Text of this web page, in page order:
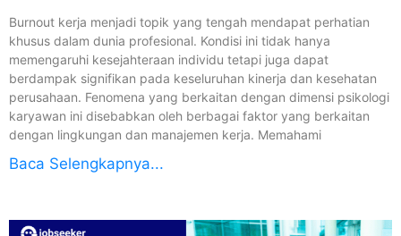
Burnout kerja menjadi topik yang tengah mendapat perhatian
khusus dalam dunia profesional. Kondisi ini tidak hanya
memengaruhi kesejahteraan individu tetapi juga dapat
berdampak signifikan pada keseluruhan kinerja dan kesehatan
perusahaan. Fenomena yang berkaitan dengan dimensi psikologi
karyawan ini disebabkan oleh berbagai faktor yang berkaitan
dengan lingkungan dan manajemen kerja. Memahami
Baca Selengkapnya...